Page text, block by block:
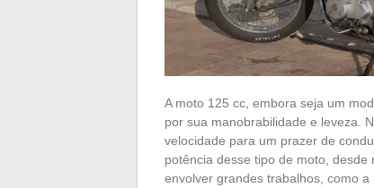
A moto 125 cc, embora seja um
por sua manobrabilidade e leveza.
velocidade para um prazer de
potência desse tipo de moto,
envolver grandes trabalhos, como